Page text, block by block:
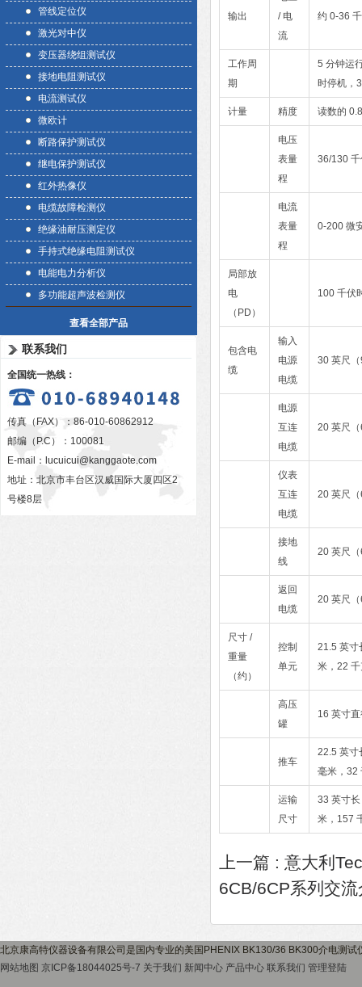
管线定位仪
激光对中仪
变压器绕组测试仪
接地电阻测试仪
电流测试仪
微欧计
断路保护测试仪
继电保护测试仪
红外热像仪
电缆故障检测仪
绝缘油耐压测定仪
手持式绝缘电阻测试仪
电能电力分析仪
多功能超声波检测仪
查看全部产品
联系我们
全国统一热线：
传真（FAX）：86-010-60862912
邮编（P.C）：100081
E-mail： lucuicui@kanggaote.com
地址：北京市丰台区汉威国际大厦四区2
号楼8层
输出
/ 电
流
约 0-36
工作周
期
5 分钟运
时停机，
计量 精度 读数的
电压
表量
程
36/130 千
电流
表量
程
0-200 微
局部放
电
（PD）
100 千伏
包含电
缆
输入
电源
电缆
30 英尺
电源
互连
电缆
20 英尺
仪表
互连
电缆
20 英尺
接地
线
20 英尺
返回
电缆
20 英尺
尺寸 /
重量
（约）
控制
单元
21.5 英寸
米，22
高压
罐
16 英寸
推车
22.5 英寸
毫米，32
运输
尺寸
33 英寸
米，157
上一篇 : 意大利
6CB/6CP系列交
北京康高特仪器设备有限公司是国内专业的美国PHENIX BK130/36 BK300介电测试
网站地图 京ICP备18044025号-7 关于我们 新闻中心 产品中心 联系我们 管理登陆